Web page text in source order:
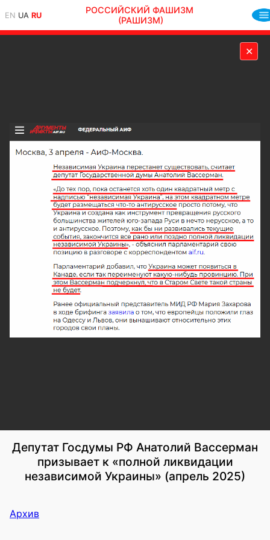
EN UA RU
РОССИЙСКИЙ ФАШИЗМ
(РАШИЗМ)
✕
Депутат Госдумы РФ Анатолий Вассерман
призывает к «полной ликвидации
независимой Украины» (апрель 2025)
Архив